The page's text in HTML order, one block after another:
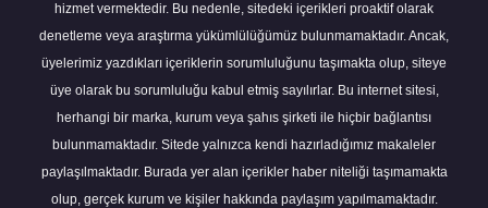
hizmet vermektedir. Bu nedenle, sitedeki içerikleri proaktif olarak
denetleme veya araştırma yükümlülüğümüz bulunmamaktadır. Ancak,
üyelerimiz yazdıkları içeriklerin sorumluluğunu taşımakta olup, siteye
üye olarak bu sorumluluğu kabul etmiş sayılırlar. Bu internet sitesi,
herhangi bir marka, kurum veya şahıs şirketi ile hiçbir bağlantısı
bulunmamaktadır. Sitede yalnızca kendi hazırladığımız makaleler
paylaşılmaktadır. Burada yer alan içerikler haber niteliği taşımamakta
olup, gerçek kurum ve kişiler hakkında paylaşım yapılmamaktadır.